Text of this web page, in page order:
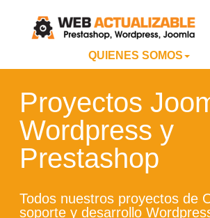
QUIENES SOMOS
Proyectos
Wordpress y
Prestashop
Todos nuestros proyectos de
soporte y desarrollo